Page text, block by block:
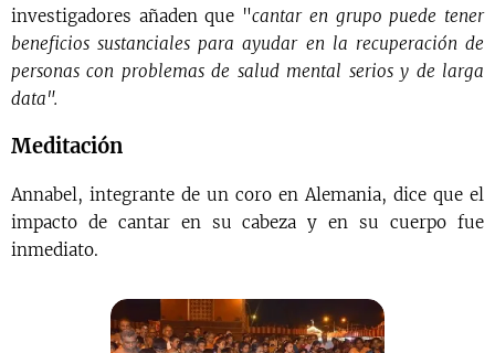
investigadores añaden que "cantar en grupo puede tener
beneficios sustanciales para ayudar en la recuperación de
personas con problemas de salud mental serios y de larga
data".
Meditación
Annabel, integrante de un coro en Alemania, dice que el
impacto de cantar en su cabeza y en su cuerpo fue
inmediato.